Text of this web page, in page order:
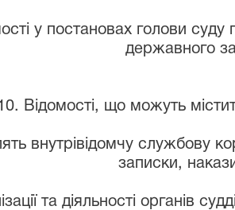
у постановах голови суду
державного
Відомості, що можуть
внутрівідомчу службову
записки,
та діяльності органів